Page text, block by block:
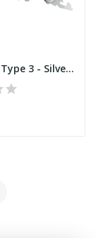
Multitool Type 3 - Silver [M-Tac]